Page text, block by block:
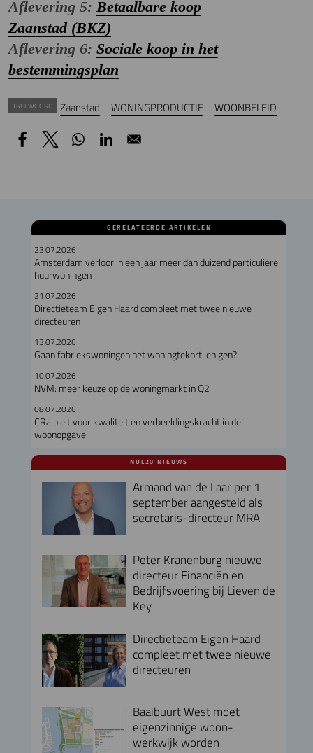
Aflevering 5: Betaalbare koop
Zaanstad (BKZ)
Aflevering 6: Sociale koop in het
bestemmingsplan
TREFWOORD Zaanstad WONINGPRODUCTIE WOONBELEID
GERELATEERDE ARTIKELEN
23.07.2026
Amsterdam verloor in een jaar meer dan duizend particuliere
huurwoningen
21.07.2026
Directieteam Eigen Haard compleet met twee nieuwe
directeuren
13.07.2026
Gaan fabriekswoningen het woningtekort lenigen?
10.07.2026
NVM: meer keuze op de woningmarkt in Q2
08.07.2026
CRa pleit voor kwaliteit en verbeeldingskracht in de
woonopgave
NUL20 NIEUWS
Armand van de Laar per 1
september aangesteld als
secretaris-directeur MRA
Peter Kranenburg nieuwe
directeur Financiën en
Bedrijfsvoering bij Lieven de
Key
Directieteam Eigen Haard
compleet met twee nieuwe
directeuren
Baaibuurt West moet
eigenzinnige woon-
werkwijk worden